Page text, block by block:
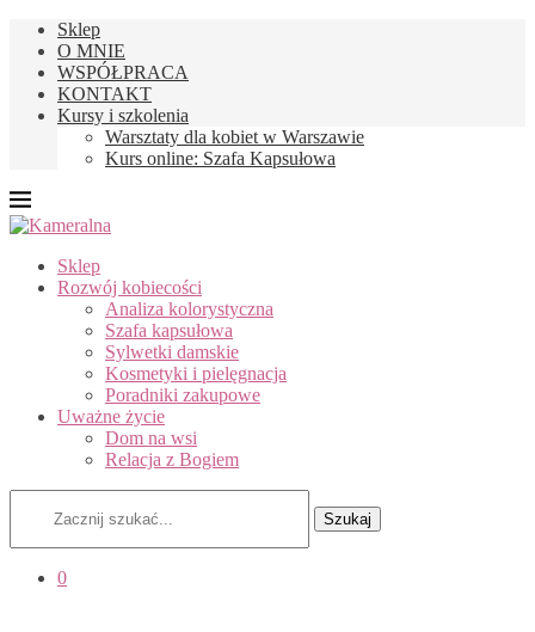
Sklep
O MNIE
WSPÓŁPRACA
KONTAKT
Kursy i szkolenia
Warsztaty dla kobiet w Warszawie
Kurs online: Szafa Kapsułowa
Sklep
Rozwój kobiecości
Analiza kolorystyczna
Szafa kapsułowa
Sylwetki damskie
Kosmetyki i pielęgnacja
Poradniki zakupowe
Uważne życie
Dom na wsi
Relacja z Bogiem
Szukaj
0